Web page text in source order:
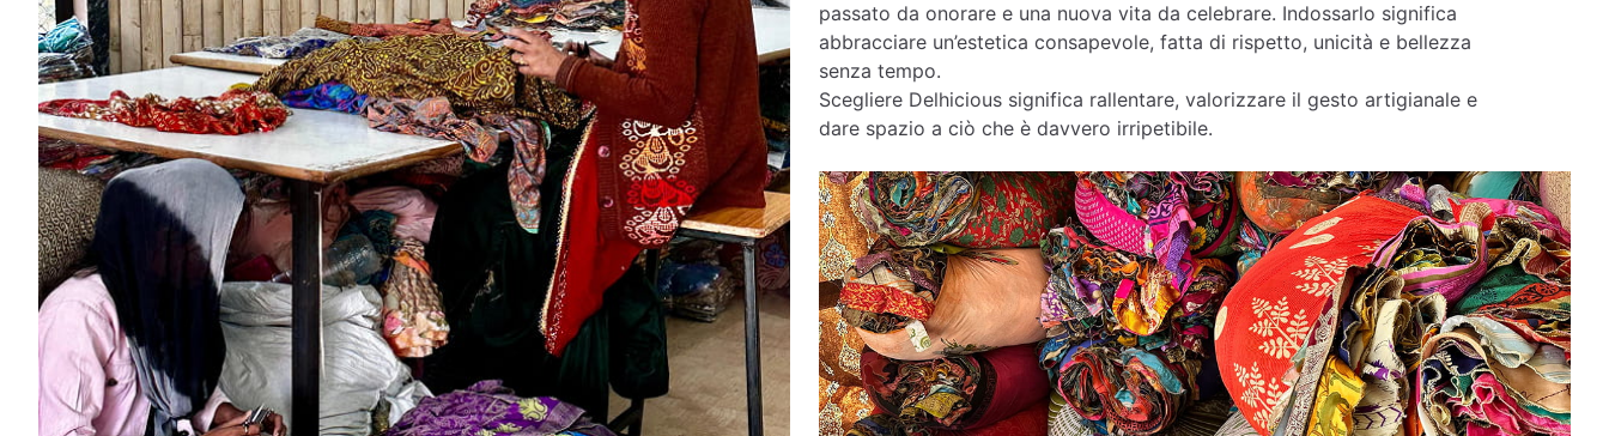
passato da onorare e una nuova vita da celebrare. Indossarlo significa
abbracciare un’estetica consapevole, fatta di rispetto, unicità e bellezza
senza tempo.
Scegliere Delhicious significa rallentare, valorizzare il gesto artigianale e
dare spazio a ciò che è davvero irripetibile.